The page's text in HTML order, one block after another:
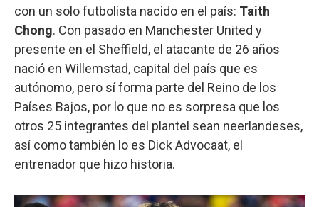
con un solo futbolista nacido en el país: Taith
Chong. Con pasado en Manchester United y
presente en el Sheffield, el atacante de 26 años
nació en Willemstad, capital del país que es
autónomo, pero sí forma parte del Reino de los
Países Bajos, por lo que no es sorpresa que los
otros 25 integrantes del plantel sean neerlandeses,
así como también lo es Dick Advocaat, el
entrenador que hizo historia.